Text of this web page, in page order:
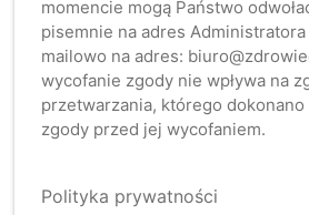
momencie mogą Państwo
pisemnie na adres
mailowo na adres:
wycofanie zgody nie wpływa na
przetwarzania, którego
zgody przed jej wycofaniem.
Polityka prywatności